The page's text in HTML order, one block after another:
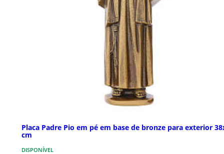
Placa Padre Pio em pé em base de bronze para exterior
cm
DISPONÍVEL